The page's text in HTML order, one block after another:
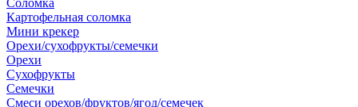
Соломка
Картофельная соломка
Мини крекер
Орехи/сухофрукты/семечки
Орехи
Сухофрукты
Семечки
Смеси орехов/фруктов/ягод/семечек